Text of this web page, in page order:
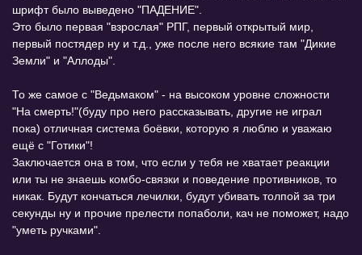
шрифт было выведено "ПАДЕНИЕ".
Это было первая "взрослая" РПГ, первый открытый мир,
первый постядер ну и т.д., уже после него всякие там "Дикие
Земли" и "Аллоды".
То же самое с "Ведьмаком" - на высоком уровне сложности
"На смерть!"(буду про него рассказывать, другие не играл
пока) отличная система боёвки, которую я люблю и уважаю
ещё с "Готики"!
Заключается она в том, что если у тебя не хватает реакции
или ты не знаешь комбо-связки и поведение противников, то
никак. Будут кончаться лечилки, будут убивать толпой за три
секунды ну и прочие прелести попаболи, кач не поможет, надо
"уметь ручками".